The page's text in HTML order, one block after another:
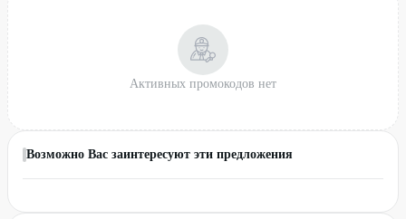
Активных промокодов нет
Возможно Вас заинтересуют эти предложения